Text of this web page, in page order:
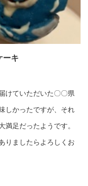
ーキ
けていただいた〇〇県
しかったですが、それ
満足だったようです。
りましたらよろしくお